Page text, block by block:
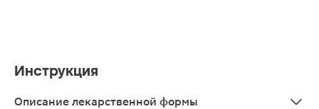
Инструкция
Описание лекарственной формы